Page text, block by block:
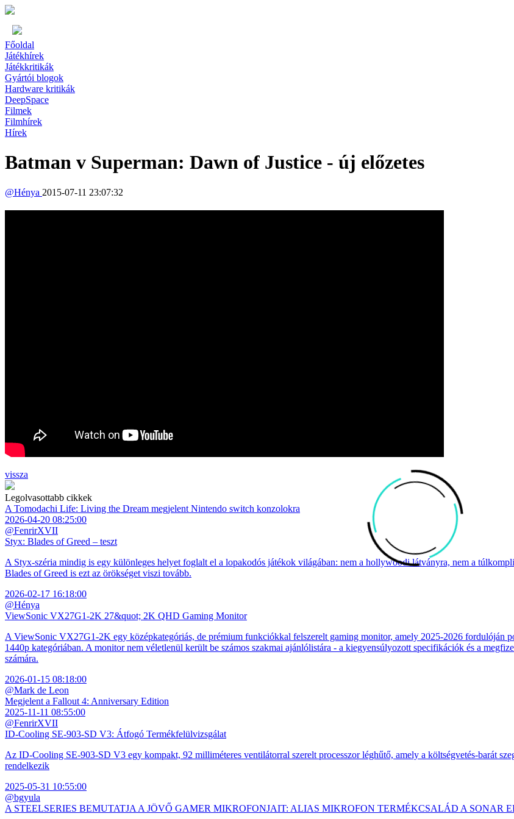
Főoldal
Játékhírek
Játékkritikák
Gyártói blogok
Hardware kritikák
DeepSpace
Filmek
Filmhírek
Hírek
Batman v Superman: Dawn of Justice - új előzetes
@Hénya 2015-07-11 23:07:32
vissza
Legolvasottabb cikkek
A Tomodachi Life: Living the Dream megjelent Nintendo switch konzolokra
2026-04-20 08:25:00
@FenrirXVII
Styx: Blades of Greed – teszt
A Styx-széria mindig is egy különleges helyet foglalt el a lopakodós játékok világában: nem a hollywoodi látványra, nem a
Blades of Greed is ezt az örökséget viszi tovább.
2026-02-17 16:18:00
@Hénya
ViewSonic VX27G1-2K 27&quot; 2K QHD Gaming Monitor
A ViewSonic VX27G1-2K egy középkategóriás, de prémium funkciókkal felszerelt gaming monitor, amely 2025-2026 fordulóján
1440p kategóriában. A monitor nem véletlenül került be számos szakmai ajánlólistára - a kiegyensúlyozott specifikációk és a
számára.
2026-01-15 08:18:00
@Mark de Leon
Megjelent a Fallout 4: Anniversary Edition
2025-11-11 08:55:00
@FenrirXVII
ID-Cooling SE-903-SD V3: Átfogó Termékfelülvizsgálat
Az ID-Cooling SE-903-SD V3 egy kompakt, 92 milliméteres ventilátorral szerelt processzor léghűtő, amely a költségvetés-barát
rendelkezik
2025-05-31 10:55:00
@bgyula
A STEELSERIES BEMUTATJA A JÖVŐ GAMER MIKROFONJAIT: ALIAS MIKROFON TERMÉKCSALÁD A SONAR